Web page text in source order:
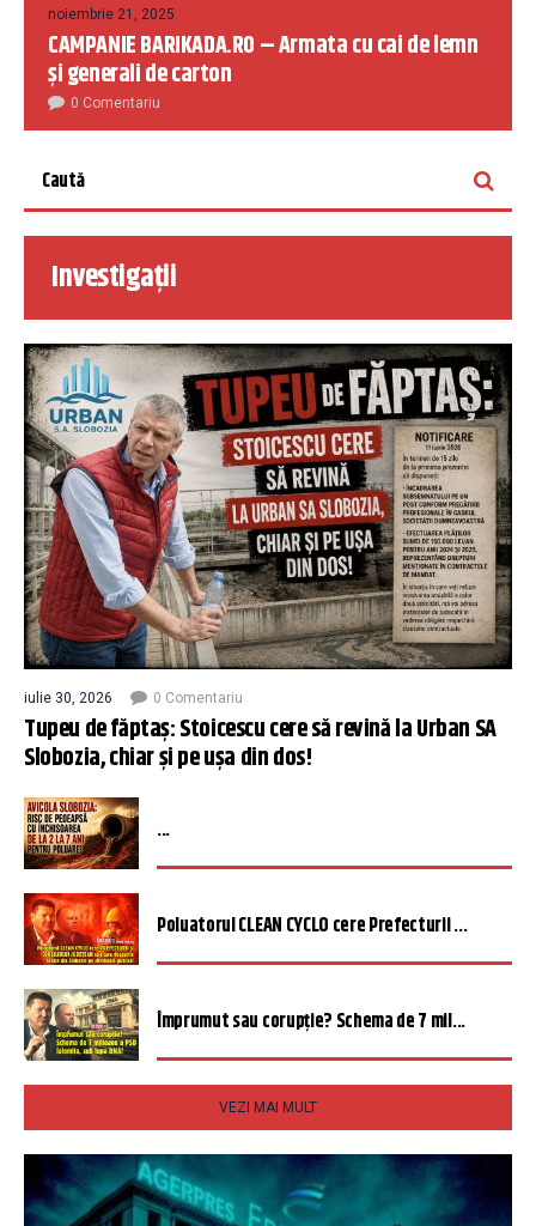
noiembrie 21, 2025
CAMPANIE BARIKADA.RO – Armata cu cai de lemn
și generali de carton
0 Comentariu
Investigații
iulie 30, 2026 0 Comentariu
Tupeu de făptaș: Stoicescu cere să revină la Urban SA
Slobozia, chiar și pe ușa din dos!
...
Poluatorul CLEAN CYCLO cere Prefecturii ...
Împrumut sau corupție? Schema de 7 mil...
VEZI MAI MULT